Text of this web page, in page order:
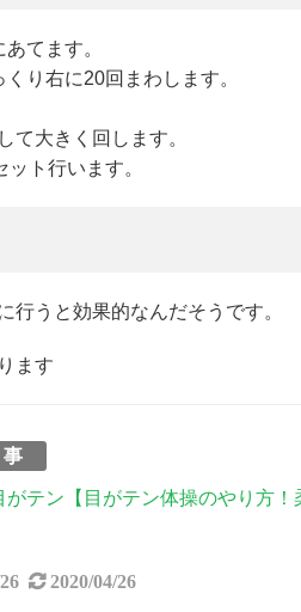
てます。
り右に20回まわします。
て大きく回します。
ト行います。
行うと効果的なんだそうです。
ます
がテン【目がテン体操のやり方
2020/04/26